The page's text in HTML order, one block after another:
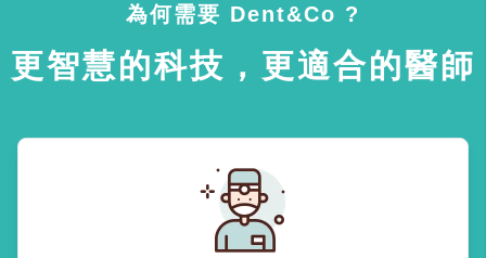
為何需要 Dent&Co ?
更智慧的科技，更適合的醫師